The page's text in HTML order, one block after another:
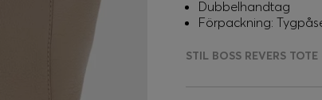
Dubbelhandtag
Förpackning:
STIL BOSS REVERS